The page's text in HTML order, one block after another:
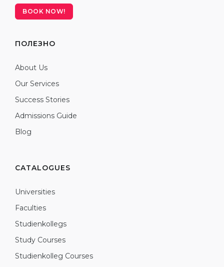
BOOK NOW!
ПОЛЕЗНО
About Us
Our Services
Success Stories
Admissions Guide
Blog
CATALOGUES
Universities
Faculties
Studienkollegs
Study Courses
Studienkolleg Courses